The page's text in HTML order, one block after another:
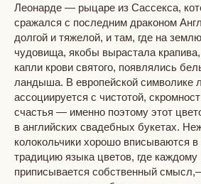
Леонарде — рыцаре из Сассекса,
сражался с последним драконом
долгой и тяжелой, и там, где на
чудовища, якобы вырастала
капли крови святого, появлялись
ландыша. В европейской символике
ассоциируется с чистотой,
счастья — именно поэтому этот
в английских свадебных букетах.
колокольчики хорошо вписываются
традицию языка цветов, где каждому
приписывается собственный